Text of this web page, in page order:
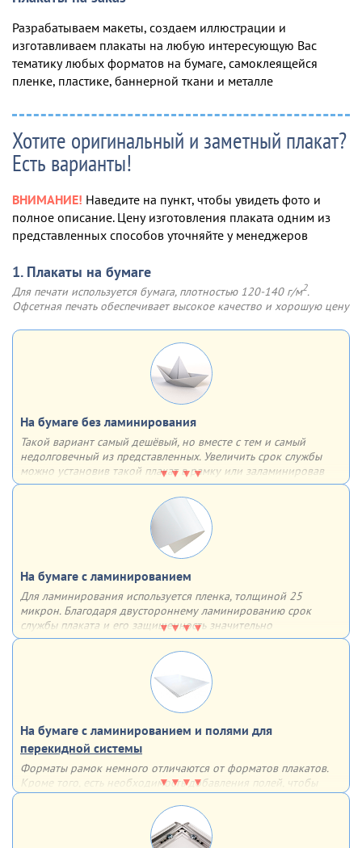
Разрабатываем макеты, создаем иллюстрации и
изготавливаем плакаты на любую интересующую Вас
тематику любых форматов на бумаге, самоклеящейся
пленке, пластике, баннерной ткани и металле
Хотите оригинальный и заметный плакат?
Есть варианты!
ВНИМАНИЕ! Наведите на пункт, чтобы увидеть фото и
полное описание. Цену изготовления плаката одним из
представленных способов уточняйте у менеджеров
1. Плакаты на бумаге
Для печати используется бумага, плотностью 120-140 г/м2.
Офсетная печать обеспечивает высокое качество и хорошую цену
На бумаге без ламинирования
Такой вариант самый дешёвый, но вместе с тем и самый
недолговечный из представленных. Увеличить срок службы
можно установив такой плакат в рамку или заламинировав
поверхность. В таком случае он может прослужить гораздо
На бумаге с ламинированием
Для ламинирования используется пленка, толщиной 25
микрон. Благодаря двустороннему ламинированию срок
службы плаката и его защищенность значительно
увеличиваются – плакат влагоустойчив, защищен от
механических повреждений и не выцветает
На бумаге с ламинированием и полями для
перекидной системы
Форматы рамок немного отличаются от форматов плакатов.
Кроме того, есть необходимость добавления полей, чтобы
рамка не закрывала часть информации. По этим причинам мы
дорабатываем макет для использования в перекидных